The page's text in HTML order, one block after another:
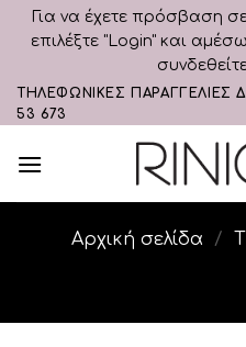
Για να έχετε πρόσβαση σε
επιλέξτε "Login" και
Skip
to
ΤΗΛΕΦΩΝΙΚΕΣ ΠΑΡΑΓΓΕΛΙΕΣ
53 673
Αρχική σελίδα /